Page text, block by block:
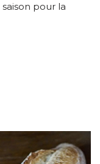
pour la